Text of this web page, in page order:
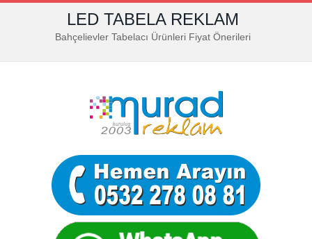
LED TABELA REKLAM
Bahçelievler Tabelacı Ürünleri Fiyat Önerileri